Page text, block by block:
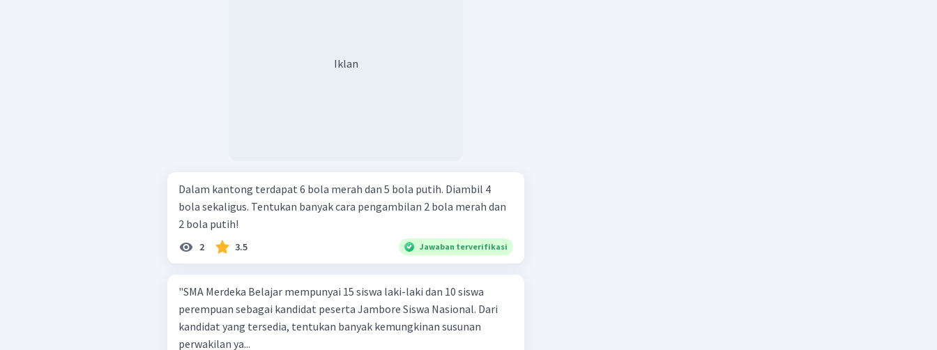
Iklan
Dalam kantong terdapat 6 bola merah dan 5 bola putih. Diambil 4
bola sekaligus. Tentukan banyak cara pengambilan 2 bola merah dan
2 bola putih!
2 3.5 Jawaban terverifikasi
"SMA Merdeka Belajar mempunyai 15 siswa laki-laki dan 10 siswa
perempuan sebagai kandidat peserta Jambore Siswa Nasional. Dari
kandidat yang tersedia, tentukan banyak kemungkinan susunan
perwakilan ya...